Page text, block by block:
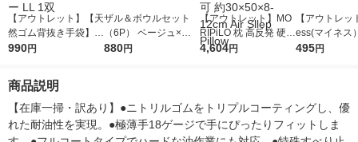
【アウトレット】【天
然ゴム背抜き手袋】
ウィード DEXCUT 耐
990円
ザル＆ボウルセット
（6P） ベージュ×ホ
ワイト LAKOLE/ラコ
880円
【アウトレット】MO
RIPiLO 枕 高反発 硬め
3D 空気の上で眠るま
4,604円
【アウトレッ
ess(マイネス
替刃3個入（
495円
商品説明
【在庫一掃・訳あり】●ニトリルゴムをトリプルコーティングし、優
れた耐油性を実現。●極薄手18ゲージで手にぴったりフィットしま